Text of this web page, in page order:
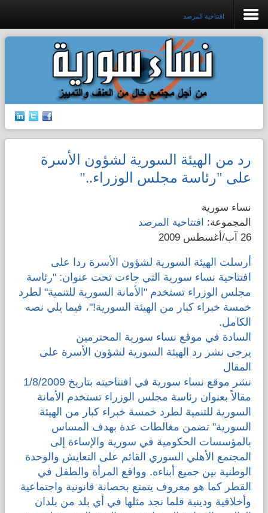
جرائم الشرف
إدانات ضد القتل
حق الجنسية
قضايا المعوقين
مرصد العنف والإعلام
افتتاحية المرصد
رد من الهيئة السورية لشؤون الأسرة
على "رئاسة مجلس الوزراء.."
نساء سورية
المجموعة:
افتتاحية المرصد
26 آب/أغسطس 2009
أرسلت الهيئة السورية لشؤون الأسرة ردا على
افتتاحية نساء سورية التي جاءت تحت عنوان: "رئاسة
مجلس الوزراء تستخدم "الأمانة السورية للتنمية" لطرد
خمسة خبراء كبار من الهيئة السورية!"، فيما يلي نصه
الكامل.
السادة في موقع نساء سورية المحترمين
يرجى نشر رد الهيئة السورية لشؤون الأسرة على
المقال
نشر موقع نساء سورية في افتتاحيته بتاريخ 1/8/2009
مقالاً بعنوان رئاسة مجلس الوزراء تستخدم الأمانة
السورية للتنمية لطرد خمسة خبراء كبار من الهيئة
السورية" تضمن مغالطات عدة بهدف المساس
بالمؤسسات الحكومية في سورية والإساءة إلى
المجتمع الأهلي السوري القائم على التعايش والوحدة
الوطنية بين جميع أبناءه. وواقع المرأة والطفل في
القطر كما هو معروف يتمتع بحصانة قانونية واجتماعية
وأخلاقية ودينية قلما نجد مثلها في أي بلد من بلدان